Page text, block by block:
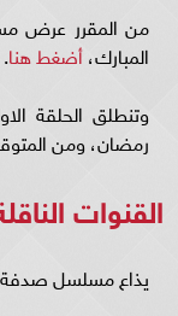
المبارك،أضغط هنا.
رمضان، ومن
القنوات
يذاع مسلسل صدفة الحلقة 2 عبر